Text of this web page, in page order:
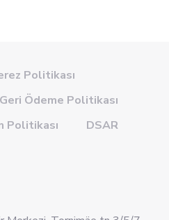
Politikası
Geri Ödeme Politikası
Politikası
DSAR